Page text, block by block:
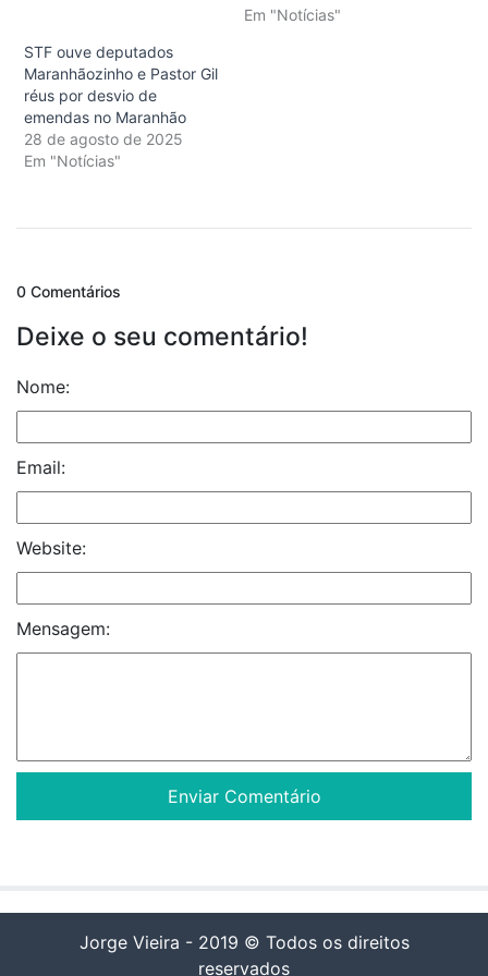
Em "Notícias"
STF ouve deputados
Maranhãozinho e Pastor Gil
réus por desvio de
emendas no Maranhão
28 de agosto de 2025
Em "Notícias"
0 Comentários
Deixe o seu comentário!
Nome:
Email:
Website:
Mensagem:
Jorge Vieira - 2019 © Todos os direitos
reservados